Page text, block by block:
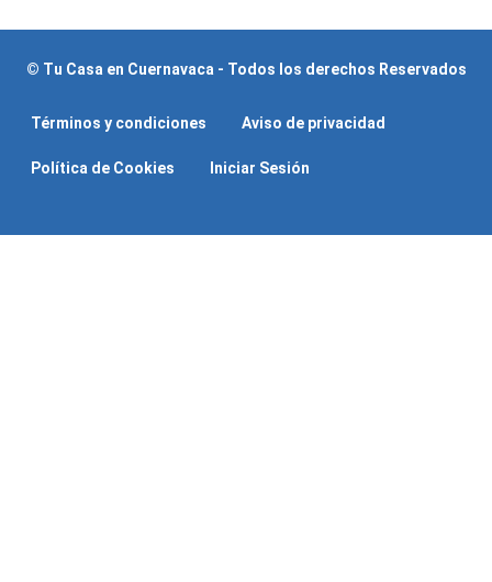
© Tu Casa en Cuernavaca - Todos los derechos Reservados
Términos y condiciones Aviso de privacidad
Política de Cookies Iniciar Sesión